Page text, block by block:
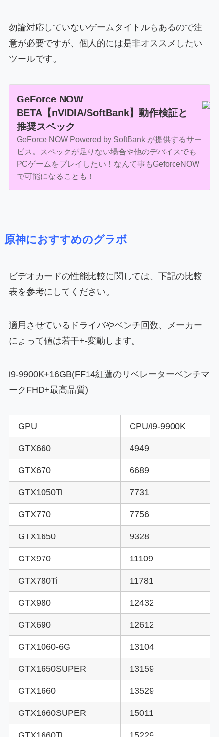
勿論対応していないゲームタイトルもあるので注
意が必要ですが、個人的には是非オススメしたい
ツールです。
GeForce NOW
BETA【nVIDIA/SoftBank】動作検証と
推奨スペック
GeForce NOW Powered by SoftBank が提供するサー
ビス。スペックが足りない場合や他のデバイスでも
PCゲームをプレイしたい！なんて事もGeforceNOW
で可能になることも！
原神におすすめのグラボ
ビデオカードの性能比較に関しては、下記の比較
表を参考にしてください。
適用させているドライバやベンチ回数、メーカー
によって値は若干+-変動します。
i9-9900K+16GB(FF14紅蓮のリベレーターベンチマ
ークFHD+最高品質)
GPU CPU/i9-9900K
GTX660 4949
GTX670 6689
GTX1050Ti 7731
GTX770 7756
GTX1650 9328
GTX970 11109
GTX780Ti 11781
GTX980 12432
GTX690 12612
GTX1060-6G 13104
GTX1650SUPER 13159
GTX1660 13529
GTX1660SUPER 15011